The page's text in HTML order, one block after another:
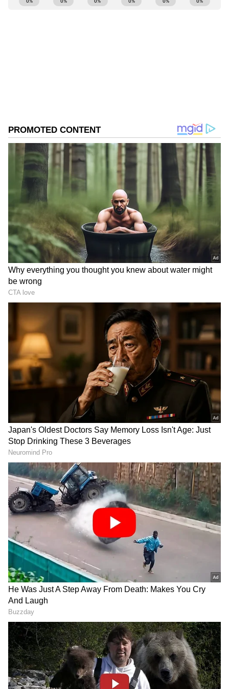
Related Articles
43ರಲ್ಲೂ 20ರ ಲಲನೆಯಂತೆ ಮಿಂಚುವ ತ್ರಿಷಾ..
ಸೌಂದರ್ಯದ ಸಲುವಾಗಿ ನಟಿ ಇಷ್ಟೆಲ್ಲಾ ಮಾಡ್ತಾರೆ, ಈಸಿ
ಅಲ್ಲ!
Shocking Secret: ಚಂದನ್ ಶೆಟ್ಟಿ ಶಾಕಿಂಗ್ ಸೀಕ್ರೆಟ್
ಬಹಿರಂಗ.. ಈ ಆಲ್‌ರೌಂಡರ್ ಮುಂಗೈನಲ್ಲಿ ಏನಿದೆ
ಗೊತ್ತಾ?!
ಬೆಳ್ಳಂಬೆಳಗ್ಗೆ ಫೋನ್ ಕರೆಗಳ ಸುರಿಮಳೆ!
ಸತ್ತಿಲ್ಲ, ಬದುಕಿದ್ದೀನಿ. ತುಂಬಾ ಆರೋಗ್ಯವಾಗಿದ್ದೇನೆ ಮತ್ತು
ನೆಮ್ಮದಿಯಾಗಿದ್ದೇನೆ. ಇಂದು ಬೆಳಗ್ಗೆ ನಿದ್ದೆಯಿಂದ ಎದ್ದು ಮುಖ
ತೊಳೆಯುವುದಕ್ಕೂ ನನಗೆ ಪುರುಸೊತ್ತಿಲ್ಲದಂತೆ ಸತತವಾಗಿ
ಫೋನ್ ಕರೆಗಳು ಬರುತ್ತಿವೆ. ಎಲ್ಲರೂ ಫೋನ್ ಮಾಡಿ ನಾನು
ಹೇಗಿದ್ದೇನೆ ಎಂದು ವಿಚಾರಿಸುತ್ತಿದ್ದಾರೆ. ಆ ಅವಿವೇಕಿಗಳು ನಾನು
ನಿಧನವಾಗಿದ್ದೇನೆ ಎಂದು ಫೇಕ್ ನ್ಯೂಸ್ ಹಾಕಿದ್ದಾರೆ. ಇದನ್ನು
ನೋಡಿ ನನಗೆ ಬಹಳ ಬೇಸರ ಮತ್ತು ಕೋಪ ಬಂದಿದೆ" ಎಂದು
ಸಿಡಿಮಿಡಿಗೊಂಡಿದ್ದಾರೆ.
ಅವಿವೇಕಿಗಳ ವಿರುದ್ಧ ದೊಡ್ಡಣ್ಣ ಗರಂ:
ಸಾಮಾಜಿಕ ಜಾಲತಾಣಗಳಲ್ಲಿ ವ್ಯೂಸ್ ಮತ್ತು ಲೈಕ್ಸ್‌ಗಾಗಿ
ಸೆಲೆಬ್ರಿಟಿಗಳ ಸಾವಿನ ಸುದ್ದಿ ಹಬ್ಬಿಸುವವರ ವಿರುದ್ಧ ದೊಡ್ಡಣ್ಣ
ಕಿಡಿಕಾರಿದ್ದಾರೆ. "ನಾನು ಚೆನ್ನಾಗಿರುವಾಗ ಇಂತಹ ಸುಳ್ಳು
ಸುದ್ದಿಗಳನ್ನು ಹಬ್ಬಿಸುವುದು ಸರಿಯಲ್ಲ. ಜನರಿಗೆ ಯಾಕೆ ಇಂತಹ
ಮನಸ್ಥಿತಿ ಬರುತ್ತದೋ ಗೊತ್ತಿಲ್ಲ. ನಾನು ಆರೋಗ್ಯವಾಗಿದ್ದೇನೆ
DOWNLOAD APP
ಕನ್ನಡ ಸಿನಿಮಾ ( Kannada Cinema News
ಕಾರ್ಯಕ್ರಮಗಳು ( Kannada TV Shows), ಸೆಲೆಬ್ರಿಟಿ
ಸುದ್ದಿಗಳು ಮತ್ತು ಇತ್ತೀಚಿನ ಸುದ್ದಿಗಳಿಗಾಗಿ ಏಷ್ಯಾನೆಟ್
ಸುವರ್ಣ ನ್ಯೂಸ್‌ನಲ್ಲಿ ಮನರಂಜನಾ ವಿಭಾಗ ನೋಡಿ.
ಸಿನಿಮಾ ವಿಮರ್ಶೆಗಳು (Kannada Movies Review
ತಾರೆಯರ ಸಂದರ್ಶನಗಳು, ಧಾರಾವಾಹಿ ಅಪ್‌ಡೇಟ್ಸ್‌,
ತೆರೆಮರೆಯ ಕಥೆಗಳು, OTT ರಿಲೀಸ್‌
ಗಳ ಬಗ್ಗೆ
ಮಾಹಿತಿಯೂ ಇಲ್ಲಿದೆ.
RECOMMENDED STORIES